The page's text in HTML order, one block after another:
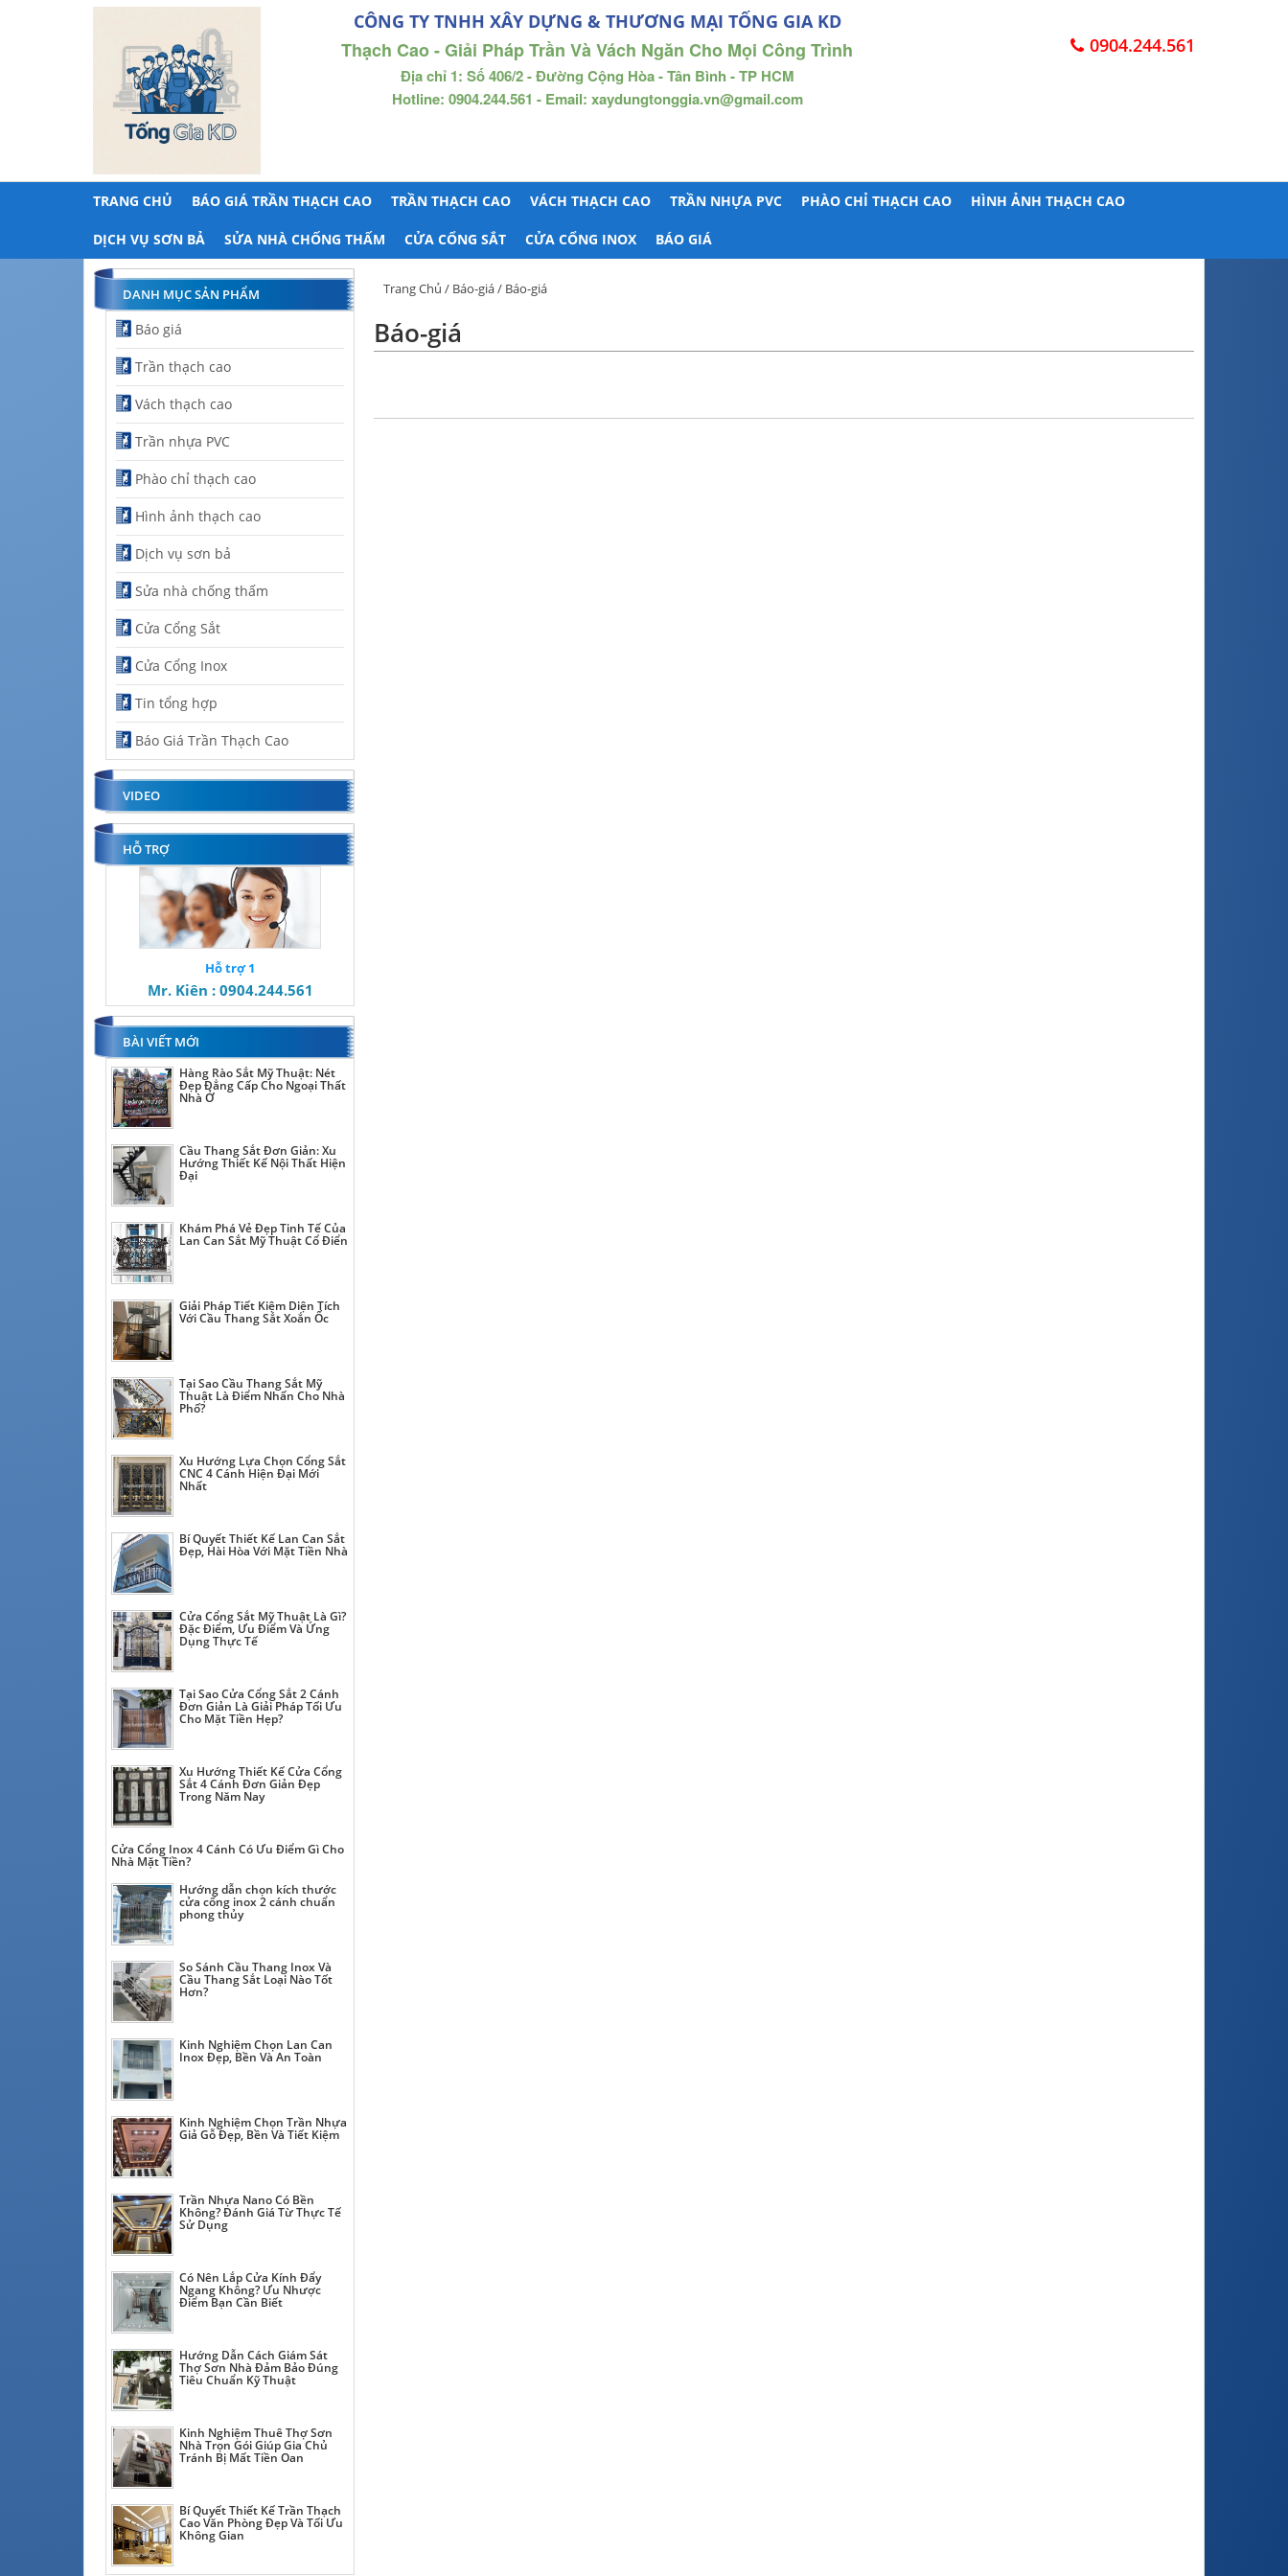
CÔNG TY TNHH XÂY DỰNG & THƯƠNG MẠI TỐNG GIA KD
Thạch Cao - Giải Pháp Trần Và Vách Ngăn Cho Mọi Công Trình
Địa chỉ 1: Số 406/2 - Đường Cộng Hòa - Tân Bình - TP HCM
Hotline: 0904.244.561 - Email: xaydungtonggia.vn@gmail.com
0904.244.561
TRANG CHỦ BÁO GIÁ TRẦN THẠCH CAO TRẦN THẠCH CAO VÁCH THẠCH CAO TRẦN NHỰA PVC PHÀO CHỈ THẠCH CAO HÌNH ẢNH THẠCH CAO
DỊCH VỤ SƠN BẢ SỬA NHÀ CHỐNG THẤM CỬA CỔNG SẮT CỬA CỔNG INOX BÁO GIÁ
Trang Chủ / Báo-giá/ Báo-giá
Báo-giá
DANH MỤC SẢN PHẨM
Báo giá
Trần thạch cao
Vách thạch cao
Trần nhựa PVC
Phào chỉ thạch cao
Hình ảnh thạch cao
Dịch vụ sơn bả
Sửa nhà chống thấm
Cửa Cổng Sắt
Cửa Cổng Inox
Tin tổng hợp
Báo Giá Trần Thạch Cao
VIDEO
HỖ TRỢ
Hỗ trợ 1
Mr. Kiên : 0904.244.561
BÀI VIẾT MỚI
Hàng Rào Sắt Mỹ Thuật: Nét
Đẹp Đẳng Cấp Cho Ngoại Thất
Nhà Ở
Cầu Thang Sắt Đơn Giản: Xu
Hướng Thiết Kế Nội Thất Hiện
Đại
Khám Phá Vẻ Đẹp Tinh Tế Của
Lan Can Sắt Mỹ Thuật Cổ Điển
Giải Pháp Tiết Kiệm Diện Tích
Với Cầu Thang Sắt Xoắn Ốc
Tại Sao Cầu Thang Sắt Mỹ
Thuật Là Điểm Nhấn Cho Nhà
Phố?
Xu Hướng Lựa Chọn Cổng Sắt
CNC 4 Cánh Hiện Đại Mới
Nhất
Bí Quyết Thiết Kế Lan Can Sắt
Đẹp, Hài Hòa Với Mặt Tiền Nhà
Cửa Cổng Sắt Mỹ Thuật Là Gì?
Đặc Điểm, Ưu Điểm Và Ứng
Dụng Thực Tế
Tại Sao Cửa Cổng Sắt 2 Cánh
Đơn Giản Là Giải Pháp Tối Ưu
Cho Mặt Tiền Hẹp?
Xu Hướng Thiết Kế Cửa Cổng
Sắt 4 Cánh Đơn Giản Đẹp
Trong Năm Nay
Cửa Cổng Inox 4 Cánh Có Ưu Điểm Gì Cho
Nhà Mặt Tiền?
Hướng dẫn chọn kích thước
cửa cổng inox 2 cánh chuẩn
phong thủy
So Sánh Cầu Thang Inox Và
Cầu Thang Sắt Loại Nào Tốt
Hơn?
Kinh Nghiệm Chọn Lan Can
Inox Đẹp, Bền Và An Toàn
Kinh Nghiệm Chọn Trần Nhựa
Giả Gỗ Đẹp, Bền Và Tiết Kiệm
Trần Nhựa Nano Có Bền
Không? Đánh Giá Từ Thực Tế
Sử Dụng
Có Nên Lắp Cửa Kính Đẩy
Ngang Không? Ưu Nhược
Điểm Bạn Cần Biết
Hướng Dẫn Cách Giám Sát
Thợ Sơn Nhà Đảm Bảo Đúng
Tiêu Chuẩn Kỹ Thuật
Kinh Nghiệm Thuê Thợ Sơn
Nhà Trọn Gói Giúp Gia Chủ
Tránh Bị Mất Tiền Oan
Bí Quyết Thiết Kế Trần Thạch
Cao Văn Phòng Đẹp Và Tối Ưu
Không Gian